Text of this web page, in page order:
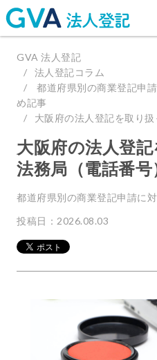
GVA 法人登記
法人登記コラム
都道府県別の商業登記申
め記事
大阪府の法人登記を取り扱
大阪府の法人登
法務局（電話番号
都道府県別の商業登記申請に
投稿日：2026.08.03